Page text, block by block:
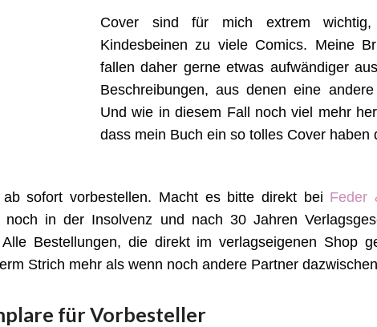
Cover sind für mich extrem
Kindesbeinen zu viele Comics. Meine
fallen daher gerne etwas aufwändiger
Beschreibungen, aus denen eine
Und wie in diesem Fall noch viel mehr
dass mein Buch ein so tolles Cover haben
sofort vorbestellen. Macht es bitte direkt bei Feder
noch in der Insolvenz und nach 30 Jahren
Bestellungen, die direkt im verlagseigenen Shop
Strich mehr als wenn noch andere Partner
für Vorbesteller